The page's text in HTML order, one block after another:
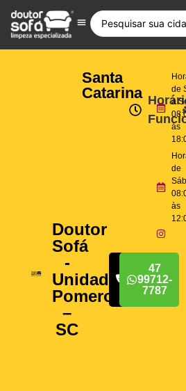
Doutor
Sofá
-
Unidade
Pomerode
–
SC
Santa
Catarina
47
99712-
7787
47
99712-
7787
de
a
às
de
às